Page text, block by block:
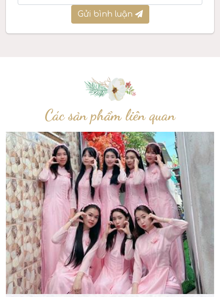
Gửi bình luận
Các sản phẩm liên quan